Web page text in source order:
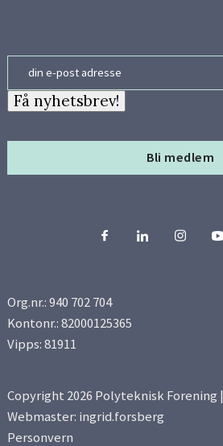
Bli medlem
Få nyhetsbrev!
Org.nr.: 940 702 704
Kontonr.: 82000125365
Vipps: 81911
Copyright 2026 Polyteknisk Forening |
Webmaster: ingrid.forsberg
Personvern